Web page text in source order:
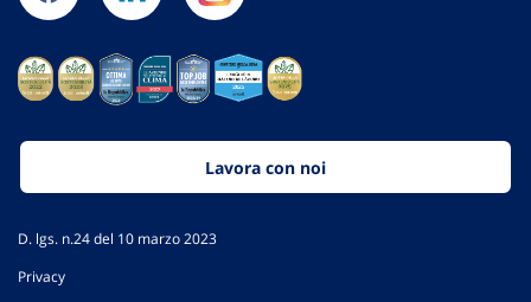
Lavora con noi
D. lgs. n.24 del 10 marzo 2023
Privacy